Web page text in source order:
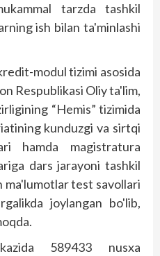
tarzda tashkil
ish bilan ta'minlashi
modul tizimi asosida
Respublikasi Oliy ta'lim,
“Hemis” tizimida
kunduzgi va sirtqi
hamda magistratura
dars jarayoni tashkil
ma'lumotlar test savollari
joylangan bo'lib,
589433 nusxa